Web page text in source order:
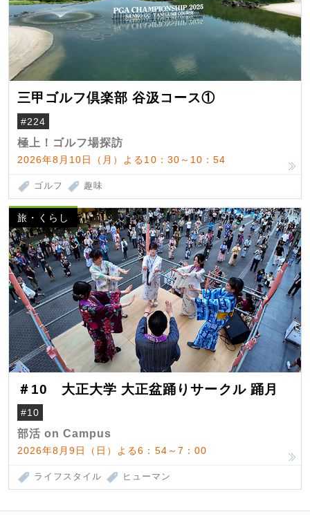
三甲ゴルフ倶楽部 谷汲コース①
#224
極上！ゴルフ場探訪
2026年8月10日（月）よる10：30～10：54
ゴルフ 趣味
旅・くらし
＃10 大正大学 大正盆踊りサークル 踊月
#10
部活 on Campus
2026年8月9日（日）よる6：54～7：00
ライフスタイル ヒューマン